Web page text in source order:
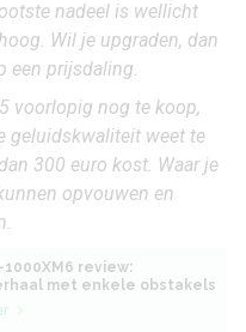
nadeel is wellicht
Wil je upgraden, dan
een prijsdaling.
voorlopig nog te koop,
geluidskwaliteit weet te
300 euro kost. Waar je
opvouwen en
1000XM6 review:
met enkele obstakels